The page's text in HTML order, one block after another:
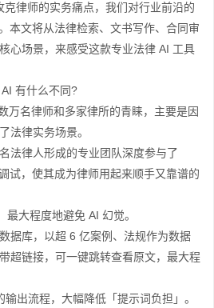
律师的实务痛点，我们对行业前沿的
本文将从法律检索、文书写作、合同审
心场景，来感受这款专业法律 AI 工具
有什么不同?
名律师和多家律所的青睐，主要是因
法律实务场景。
律人形成的专业团队深度参与了
试，使其成为律师用起来顺手又靠谱的
大程度地避免 AI 幻觉。
库，以超 6 亿案例、法规作为数据
超链接，可一键跳转查看原文，最大程
流程，大幅降低「提示词负担」。